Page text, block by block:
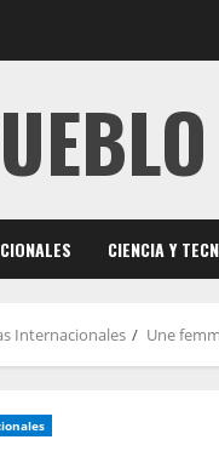
CIENCIA Y
Internacionales Une